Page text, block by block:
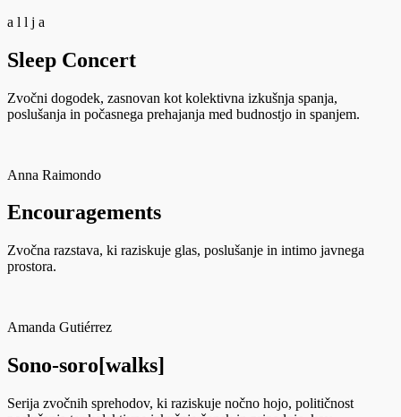
a l l j a
Sleep Concert
Zvočni dogodek, zasnovan kot kolektivna izkušnja spanja,
poslušanja in počasnega prehajanja med budnostjo in spanjem.
Anna Raimondo
Encouragements
Zvočna razstava, ki raziskuje glas, poslušanje in intimo javnega
prostora.
Amanda Gutiérrez
Sono-soro[walks]
Serija zvočnih sprehodov, ki raziskuje nočno hojo, političnost